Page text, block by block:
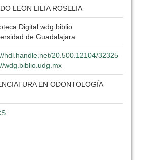
LEON LILIA ROSELIA
Digital wdg.biblio
de Guadalajara
hdl.handle.net/20.500.12104/32325
wdg.biblio.udg.mx
EN ODONTOLOGÍA